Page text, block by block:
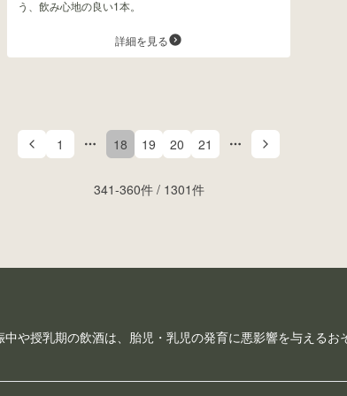
う、飲み心地の良い1本。
詳細を見る
1 More pages
18 19 20 21 More pages
341-360件 / 1301件
や授乳期の飲酒は、胎児・乳児の発育に悪影響を与えるお